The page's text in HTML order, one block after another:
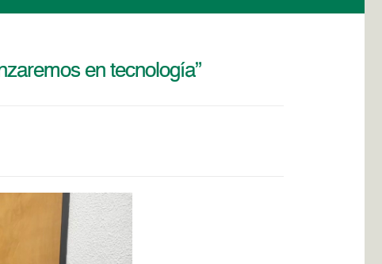
en tecnología”